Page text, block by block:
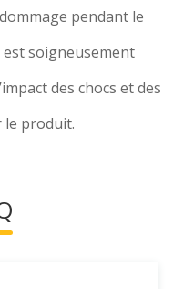
pendant le
soigneusement
des chocs et des
produit.